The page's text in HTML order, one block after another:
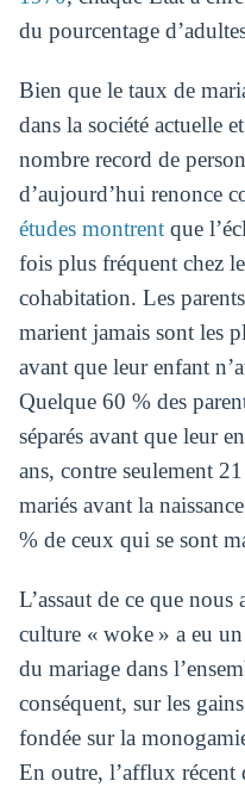
du pourcentage
Bien que le taux de
dans la société actuelle
nombre record de
d’aujourd’hui renonce
études montrentque
fois plus fréquent chez
cohabitation. Les
marient jamais sont les
avant que leur enfant
Quelque 60 % des
séparés avant que leur
ans, contre seulement
mariés avant la
% de ceux qui se sont
L’assaut de ce que
culture « woke » a eu
du mariage dans
conséquent, sur les
fondée sur la
En outre, l’afflux récent